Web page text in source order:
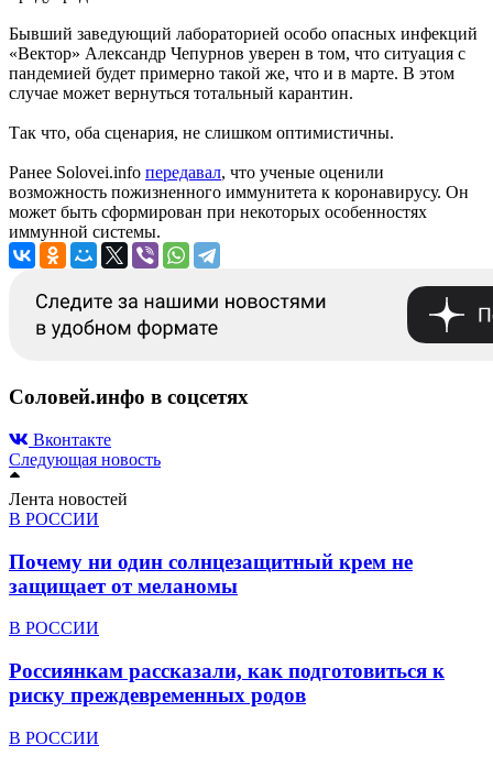
Бывший заведующий лабораторией особо опасных инфекций
«Вектор» Александр Чепурнов уверен в том, что ситуация с
пандемией будет примерно такой же, что и в марте. В этом
случае может вернуться тотальный карантин.
Так что, оба сценария, не слишком оптимистичны.
Ранее Solovei.info передавал, что ученые оценили
возможность пожизненного иммунитета к коронавирусу. Он
может быть сформирован при некоторых особенностях
иммунной системы.
Соловей.инфо в соцсетях
Вконтакте
Следующая новость
Лента новостей
В РОССИИ
Почему ни один солнцезащитный крем не
защищает от меланомы
В РОССИИ
Россиянкам рассказали, как подготовиться к
риску преждевременных родов
В РОССИИ